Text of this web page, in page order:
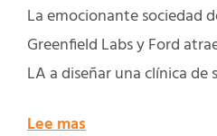
La emocionante sociedad
Greenfield Labs y Ford
LA a diseñar una clínica de
Lee mas